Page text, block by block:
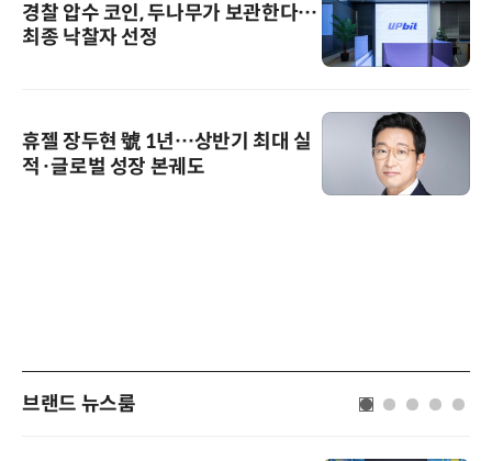
경찰 압수 코인, 두나무가 보관한다…
최종 낙찰자 선정
휴젤 장두현 號 1년…상반기 최대 실
적·글로벌 성장 본궤도
브랜드 뉴스룸